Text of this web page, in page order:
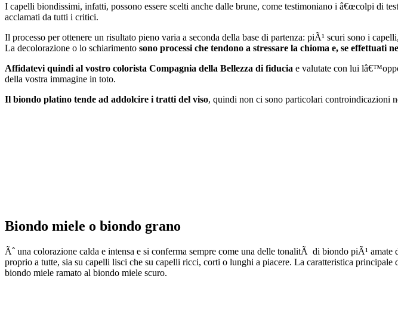
I capelli biondissimi, infatti, possono essere scelti anche dalle brune, come testimoniano i â€œcolpi di
acclamati da tutti i critici.
Il processo per ottenere un risultato pieno varia a seconda della base di partenza: piÃ¹ scuri sono i
La decolorazione o lo schiarimento sono processi che tendono a stressare la chioma e, se
Affidatevi quindi al vostro colorista Compagnia della Bellezza di fiducia e valutate con lui
della vostra immagine in toto.
Il biondo platino tende ad addolcire i tratti del viso, quindi non ci sono particolari controindicazioni
Biondo miele o biondo grano
Ãˆ una colorazione calda e intensa e si conferma sempre come una delle tonalitÃ di biondo piÃ¹
proprio a tutte, sia su capelli lisci che su capelli ricci, corti o lunghi a piacere. La caratteristica
biondo miele ramato al biondo miele scuro.